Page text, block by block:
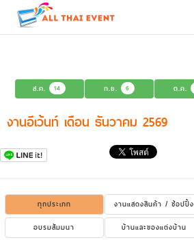
ส.ค. 14 ก.ย. 6 ต.ค.
งานอีเว้นท์ เดือน ธันวาคม 2569
ทุกประเภท งานแสดงสินค้า / ช้อปปิ้ง
อบรมสัมมนา
บ้านและของแต่งบ้าน